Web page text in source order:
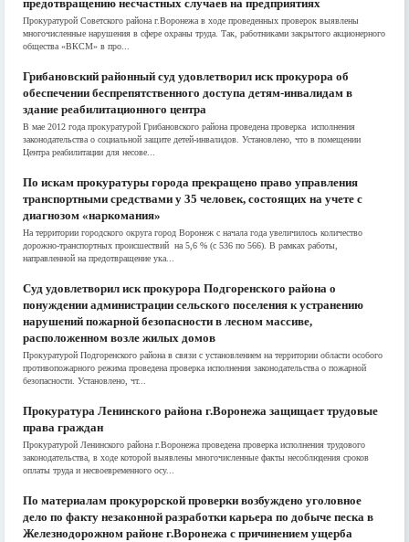
предотвращению несчастных случаев на предприятиях
Прокуратурой Советского района г.Воронежа в ходе проведенных проверок выявлены
многочисленные нарушения в сфере охраны труда. Так, работниками закрытого акционерного
общества «ВКСМ» в про...
Грибановский районный суд удовлетворил иск прокурора об
обеспечении беспрепятственного доступа детям-инвалидам в
здание реабилитационного центра
В мае 2012 года прокуратурой Грибановского района проведена проверка исполнения
законодательства о социальной защите детей-инвалидов. Установлено, что в помещении
Центра реабилитации для несове...
По искам прокуратуры города прекращено право управления
транспортными средствами у 35 человек, состоящих на учете с
диагнозом «наркомания»
На территории городского округа город Воронеж с начала года увеличилось количество
дорожно-транспортных происшествий на 5,6 % (с 536 по 566). В рамках работы,
направленной на предотвращение ука...
Cуд удовлетворил иск прокурора Подгоренского района о
понуждении администрации сельского поселения к устранению
нарушений пожарной безопасности в лесном массиве,
расположенном возле жилых домов
Прокуратурой Подгоренского района в связи с установлением на территории области особого
противопожарного режима проведена проверка исполнения законодательства о пожарной
безопасности. Установлено, чт...
Прокуратура Ленинского района г.Воронежа защищает трудовые
права граждан
Прокуратурой Ленинского района г.Воронежа проведена проверка исполнения трудового
законодательства, в ходе которой выявлены многочисленные факты несоблюдения сроков
оплаты труда и несвоевременного осу...
По материалам прокурорской проверки возбуждено уголовное
дело по факту незаконной разработки карьера по добыче песка в
Железнодорожном районе г.Воронежа с причинением ущерба